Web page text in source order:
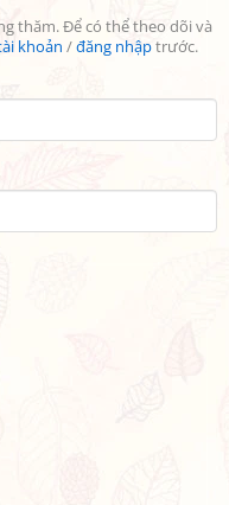
thăm. Để có thể theo dõi và
khoản /đăng nhậptrước.